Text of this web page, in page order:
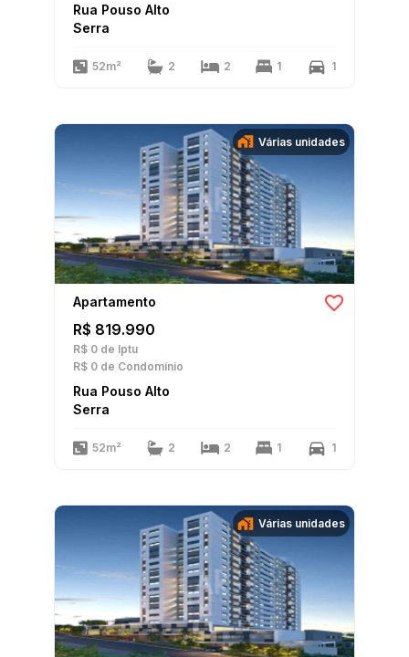
Rua Pouso Alto
Serra
52m² 2 2 1 1
Várias unidades
Apartamento
R$ 819.990
R$ 0 de Iptu
R$ 0 de Condomínio
Rua Pouso Alto
Serra
52m² 2 2 1 1
Várias unidades